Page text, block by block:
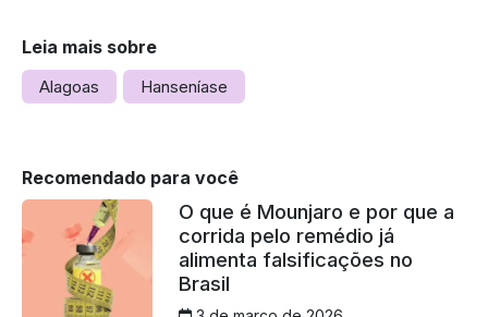
Leia mais sobre
Alagoas Hanseníase
Recomendado para você
O que é Mounjaro e por que a
corrida pelo remédio já
alimenta falsificações no
Brasil